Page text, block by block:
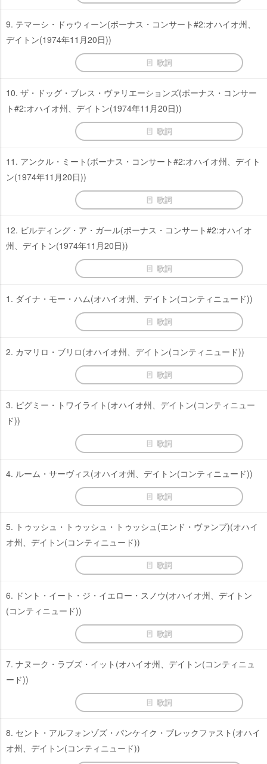
9. テマーシ・ドゥウィーン(ボーナス・コンサート#2:オハイオ州、
デイトン(1974年11月20日))
歌詞
10. ザ・ドッグ・ブレス・ヴァリエーションズ(ボーナス・コンサー
ト#2:オハイオ州、デイトン(1974年11月20日))
歌詞
11. アンクル・ミート(ボーナス・コンサート#2:オハイオ州、デイト
ン(1974年11月20日))
歌詞
12. ビルディング・ア・ガール(ボーナス・コンサート#2:オハイオ
州、デイトン(1974年11月20日))
歌詞
1. ダイナ・モー・ハム(オハイオ州、デイトン(コンティニュード))
歌詞
2. カマリロ・ブリロ(オハイオ州、デイトン(コンティニュード))
歌詞
3. ピグミー・トワイライト(オハイオ州、デイトン(コンティニュー
ド))
歌詞
4. ルーム・サーヴィス(オハイオ州、デイトン(コンティニュード))
歌詞
5. トゥッシュ・トゥッシュ・トゥッシュ(エンド・ヴァンプ)(オハイ
オ州、デイトン(コンティニュード))
歌詞
6. ドント・イート・ジ・イエロー・スノウ(オハイオ州、デイトン
(コンティニュード))
歌詞
7. ナヌーク・ラブズ・イット(オハイオ州、デイトン(コンティニュ
ード))
歌詞
8. セント・アルフォンゾズ・パンケイク・ブレックファスト(オハイ
オ州、デイトン(コンティニュード))